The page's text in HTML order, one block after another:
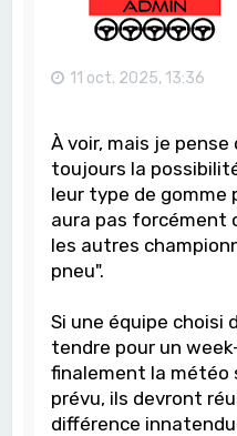
11 oct. 2025, 13:36
À voir, mais je pense
toujours la
leur type de gomme
aura pas forcément
les autres
pneu".
Si une équipe choisi
tendre pour un
finalement la météo
prévu, ils devront
différence